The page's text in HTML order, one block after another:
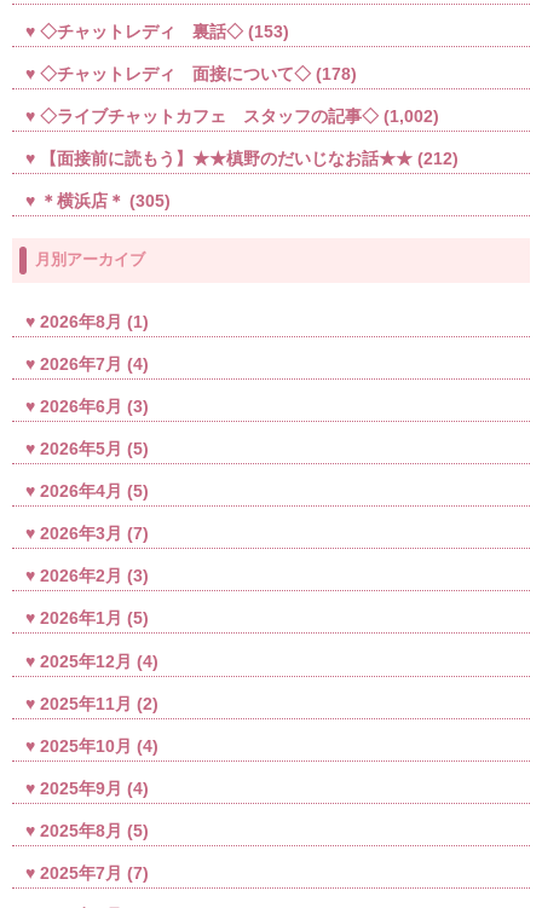
◇チャットレディ 裏話◇ (153)
◇チャットレディ 面接について◇ (178)
◇ライブチャットカフェ スタッフの記事◇ (1,002)
【面接前に読もう】★★槙野のだいじなお話★★ (212)
＊横浜店＊ (305)
月別アーカイブ
2026年8月 (1)
2026年7月 (4)
2026年6月 (3)
2026年5月 (5)
2026年4月 (5)
2026年3月 (7)
2026年2月 (3)
2026年1月 (5)
2025年12月 (4)
2025年11月 (2)
2025年10月 (4)
2025年9月 (4)
2025年8月 (5)
2025年7月 (7)